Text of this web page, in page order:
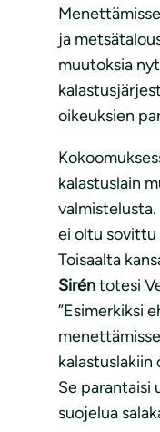
ja
muutoksia
oikeuksien
kalastuslain
valmistelusta.
ei oltu sovittu
Toisaalta
Siréntotesi
”Esimerkiksi
Se parantaisi
suojelua